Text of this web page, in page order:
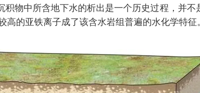
物中所含地下水的析出是一个历史过程，并
的亚铁离子成了该含水岩组普遍的水化学特征。